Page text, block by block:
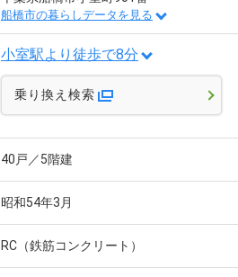
船橋市の暮らしデータを見る
小室駅より徒歩で8分
乗り換え検索
40戸／5階建
昭和54年3月
RC（鉄筋コンクリート）